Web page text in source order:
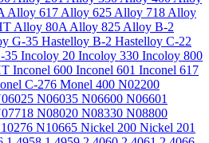
Alloy 617 Alloy 625 Alloy 718 Alloy
Alloy 80A Alloy 825 Alloy B-2
G-35 Hastelloy B-2 Hastelloy C-22
35 Incoloy 20 Incoloy 330 Incoloy 800
Inconel 600 Inconel 601 Inconel 617
C-276 Monel 400 N02200
N06035 N06600 N06601
N08020 N08330 N08800
N10665 Nickel 200 Nickel 201